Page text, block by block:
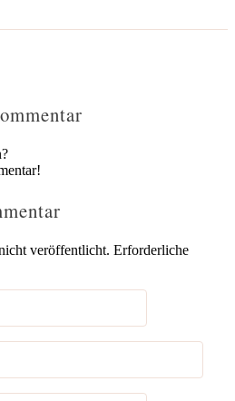
veröffentlicht. Erforderliche